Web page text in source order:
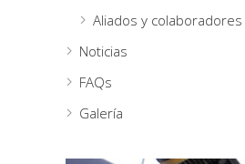
Aliados y colaboradores
Noticias
FAQs
Galería